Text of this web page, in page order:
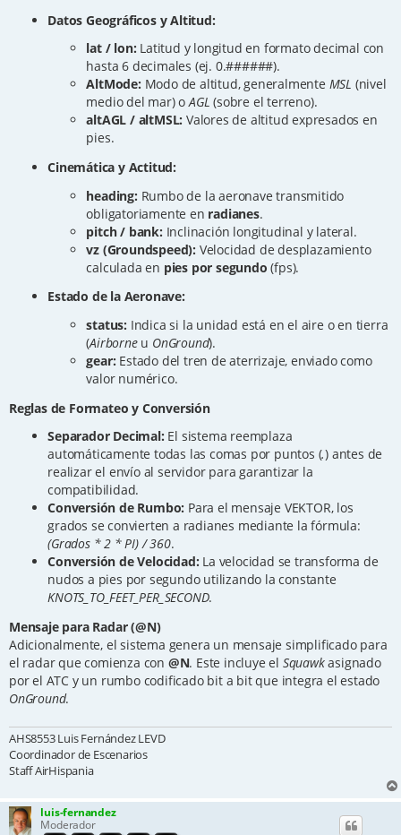
Datos Geográficos y Altitud:
lat / lon: Latitud y longitud en formato decimal con
hasta 6 decimales (ej. 0.######).
AltMode: Modo de altitud, generalmente MSL (nivel
medio del mar) oAGL (sobre el terreno).
altAGL / altMSL: Valores de altitud expresados en
pies.
Cinemática y Actitud:
heading: Rumbo de la aeronave transmitido
obligatoriamente en radianes.
pitch / bank: Inclinación longitudinal y lateral.
vz (Groundspeed): Velocidad de desplazamiento
calculada en pies por segundo (fps).
Estado de la Aeronave:
status: Indica si la unidad está en el aire o en tierra
(Airborneu OnGround).
gear: Estado del tren de aterrizaje, enviado como
valor numérico.
Reglas de Formateo y Conversión
Separador Decimal: El sistema reemplaza
automáticamente todas las comas por puntos (.) antes de
realizar el envío al servidor para garantizar la
compatibilidad.
Conversión de Rumbo: Para el mensaje VEKTOR, los
grados se convierten a radianes mediante la fórmula:
(Grados * 2 * PI) / 360.
Conversión de Velocidad: La velocidad se transforma de
nudos a pies por segundo utilizando la constante
KNOTS_TO_FEET_PER_SECOND.
Mensaje para Radar (@N)
Adicionalmente, el sistema genera un mensaje simplificado para
el radar que comienza con @N. Este incluye el Squawkasignado
por el ATC y un rumbo codificado bit a bit que integra el estado
OnGround.
AHS8553 Luis Fernández LEVD
Coordinador de Escenarios
Staff AirHispania
luis-fernandez
Moderador